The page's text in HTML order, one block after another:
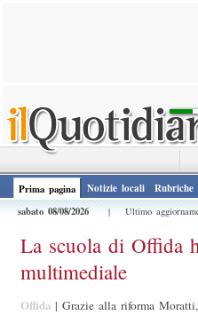
Prima pagina Notizie locali Rubriche
sabato 08/08/2026
| Ultimo
La scuola di Offida
multimediale
Offida | Grazie alla riforma